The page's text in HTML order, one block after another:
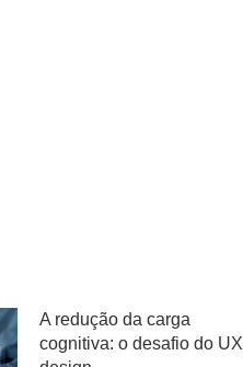
A redução da carga
cognitiva: o desafio do UX